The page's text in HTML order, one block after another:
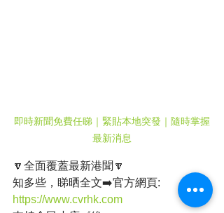
即時新聞免費任睇｜緊貼本地突發｜隨時掌握
最新消息
🔽全面覆蓋最新港聞🔽
知多些，睇晒全文➡️官方網頁:
https://www.cvrhk.com